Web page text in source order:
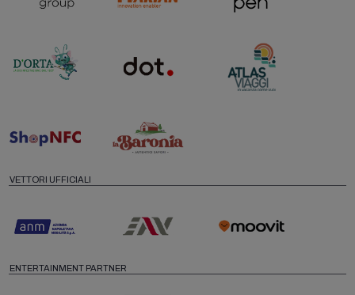
VETTORI UFFICIALI
ENTERTAINMENT PARTNER